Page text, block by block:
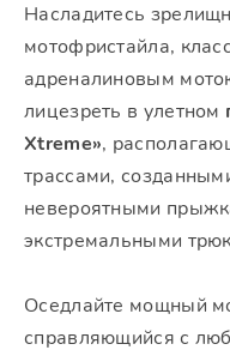
Насладитесь
мотофристайла,
адреналиновым
лицезреть в улетном
Xtreme»,
трассами,
невероятными
экстремальными
Оседлайте мощный
справляющийся с